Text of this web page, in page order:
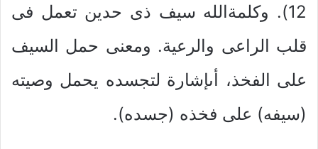
12). وكلمةالله سيف ذى حدين تعمل فى
قلب الراعى والرعية. ومعنى حمل السيف
على الفخذ، أىإشارة لتجسده يحمل وصيته
(سيفه) على فخذه (جسده).